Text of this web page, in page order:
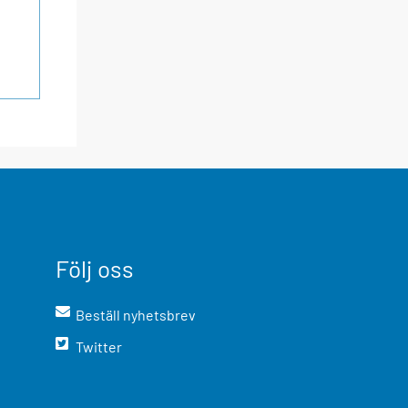
Följ oss
Beställ nyhetsbrev
Twitter